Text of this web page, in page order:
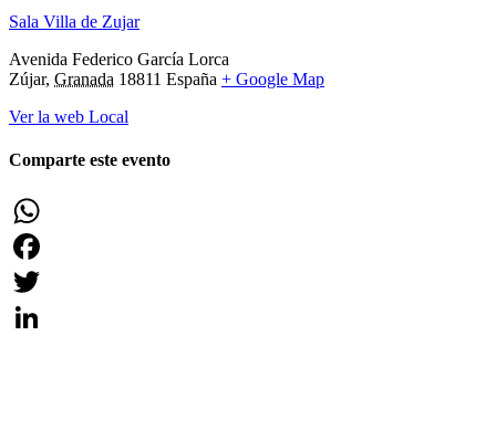
Sala Villa de Zujar
Avenida Federico García Lorca
Zújar, Granada 18811 España + Google Map
Ver la web Local
Comparte este evento
WhatsApp
Facebook
Twitter